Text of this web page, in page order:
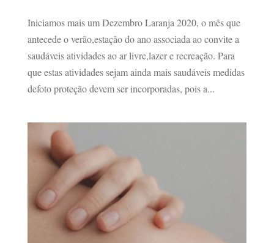
Iniciamos mais um Dezembro Laranja 2020, o mês que
antecede o verão,estação do ano associada ao convite a
saudáveis atividades ao ar livre,lazer e recreação. Para
que estas atividades sejam ainda mais saudáveis medidas
defoto proteção devem ser incorporadas, pois a...